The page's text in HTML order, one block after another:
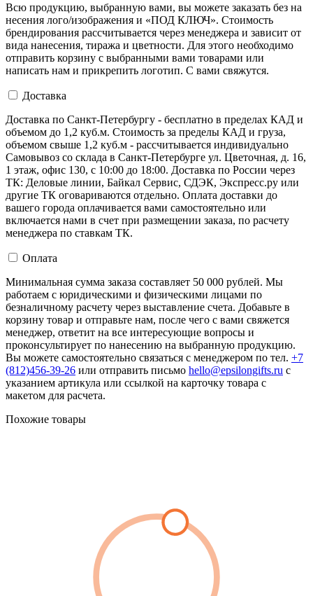
Всю продукцию, выбранную вами, вы можете заказать без на
несения лого/изображения и «ПОД КЛЮЧ». Стоимость
брендирования рассчитывается через менеджера и зависит от
вида нанесения, тиража и цветности. Для этого необходимо
отправить корзину с выбранными вами товарами или
написать нам и прикрепить логотип. С вами свяжутся.
Доставка
Доставка по Санкт-Петербургу - бесплатно в пределах КАД и
объемом до 1,2 куб.м. Стоимость за пределы КАД и груза,
объемом свыше 1,2 куб.м - рассчитывается индивидуально
Самовывоз со склада в Санкт-Петербурге ул. Цветочная, д. 16,
1 этаж, офис 130, с 10:00 до 18:00. Доставка по России через
ТК: Деловые линии, Байкал Сервис, СДЭК, Экспресс.ру или
другие ТК оговариваются отдельно. Оплата доставки до
вашего города оплачивается вами самостоятельно или
включается нами в счет при размещении заказа, по расчету
менеджера по ставкам ТК.
Оплата
Минимальная сумма заказа составляет 50 000 рублей. Мы
работаем с юридическими и физическими лицами по
безналичному расчету через выставление счета. Добавьте в
корзину товар и отправьте нам, после чего с вами свяжется
менеджер, ответит на все интересующие вопросы и
проконсультирует по нанесению на выбранную продукцию.
Вы можете самостоятельно связаться с менеджером по тел. +7
(812)456-39-26 или отправить письмо hello@epsilongifts.ru с
указанием артикула или ссылкой на карточку товара с
макетом для расчета.
Похожие товары